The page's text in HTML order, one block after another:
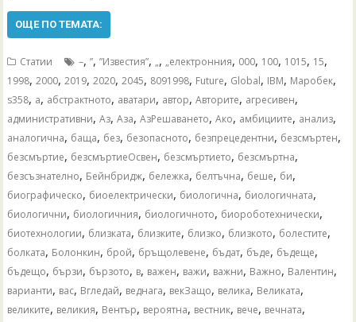
ОЩЕ ПО ТЕМАТА:
Статии –,”,”Известия”, „, „електронния, 000, 100, 1015, 15,
1998,2000,2019,2020,2045, 8091998, Future, Global, IBM, Mаробек,
s358, а, абстрактното, аватари, автор,Авторите, агресивен,
административни,Аз,Аза,АзРешаването,Ако, амбициите, анализ,
аналогична, баща, без, безопасното, безпрецедентни, безсмъртен,
безсмъртие, безсмъртиеОсвен, безсмъртието, безсмъртна,
безсъзнателно, Бейнбридж, бележка, белтъчна, беше, би,
биографическо, биоелектрически, биологична, биологичната,
биологични, биологичния, биологичното, биороботехнически,
биотехнологии, близката, близките, близко, близкото, болестите,
болката, Болонкин, брой, бръщолевене, бъдат, бъде, бъдеще,
бъдещо, бързи, бързото, в, важен, важи, важни, Важно, Валентин,
варианти, вас, Вгледай, веднага, векЗащо, велика, Великата,
великите, великия, Вентър, вероятна, вестник, вече, вечната,